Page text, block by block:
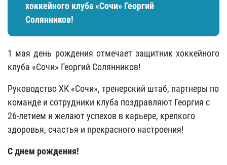
хоккейного клуба «Сочи» Георгий
Солянников!
1 мая день рождения отмечает защитник хоккейного
клуба «Сочи» Георгий Солянников!
Руководство ХК «Сочи», тренерский штаб, партнеры по
команде и сотрудники клуба поздравляют Георгия с
26-летием и желают успехов в карьере, крепкого
здоровья, счастья и прекрасного настроения!
С днем рождения!